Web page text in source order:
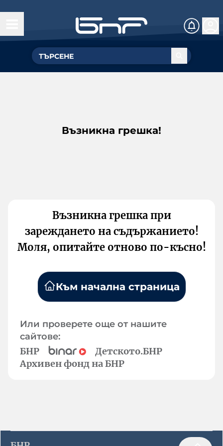
Възникна грешка!
Възникна грешка при
зареждането на съдържанието!
Моля, опитайте отново по-късно!
Към начална страница
Или проверете още от нашите
сайтове:
БНР
Детското.БНР
Архивен фонд на БНР